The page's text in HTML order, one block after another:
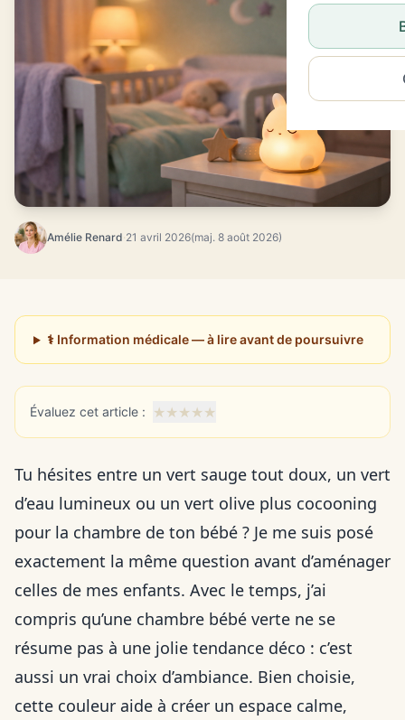
Amélie Renard·21 avril 2026(maj. 8 août 2026)
⚕️ Information médicale — à lire avant de poursuivre
Évaluez cet article : ★★★★★
Tu hésites entre un vert sauge tout doux, un vert
d’eau lumineux ou un vert olive plus cocooning
pour la chambre de ton bébé ? Je me suis posé
exactement la même question avant d’aménager
celles de mes enfants. Avec le temps, j’ai
compris qu’une chambre bébé verte ne se
résume pas à une jolie tendance déco : c’est
aussi un vrai choix d’ambiance. Bien choisie,
cette couleur aide à créer un espace calme,